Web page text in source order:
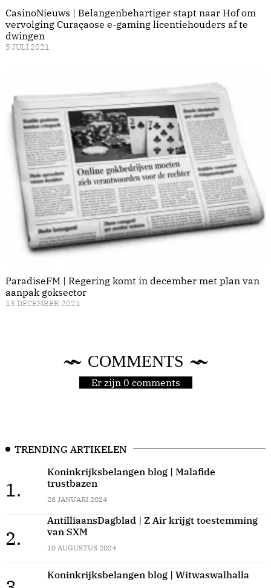
CasinoNieuws | Belangenbehartiger stapt naar Hof om
vervolging Curaçaose e-gaming licentiehouders af te
dwingen
5 JULI 2021
ParadiseFM | Regering komt in december met plan van
aanpak goksector
13 DECEMBER 2021
COMMENTS
Er zijn 0 comments
TRENDING ARTIKELEN
1.
Koninkrijksbelangen blog | Malafide
trustbazen
28 JANUARI 2024
2.
AntilliaansDagblad | Z Air krijgt toestemming
van SXM
10 AUGUSTUS 2024
Koninkrijksbelangen blog | Witwaswalhalla